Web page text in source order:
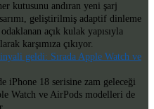
kutusunu andıran yeni şarj
geliştirilmiş adaptif dinleme
açık kulak yapısıyla
karşımıza çıkıyor.
geldi: Sırada Apple Watch ve
iPhone 18 serisine zam geleceği
Watch ve AirPods modelleri de